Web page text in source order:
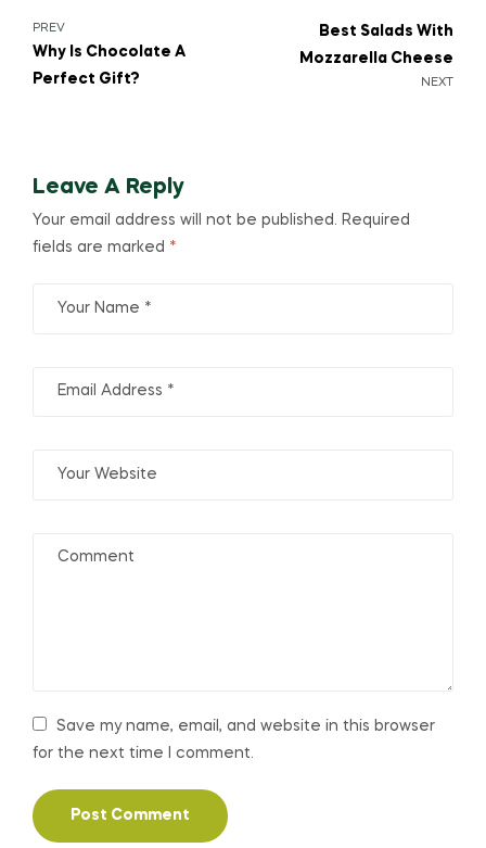
PREV
Why Is Chocolate A
Perfect Gift?
NEXT
Best Salads With
Mozzarella Cheese
Leave A Reply
Your email address will not be published. Required
fields are marked *
Save my name, email, and website in this browser
for the next time I comment.